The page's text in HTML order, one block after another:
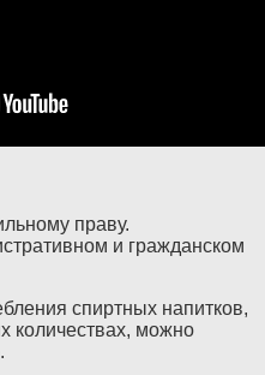
праву.
и гражданском
спиртных напитков,
количествах, можно